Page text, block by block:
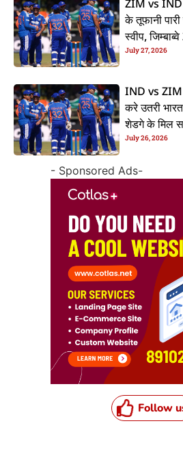
ZIM vs IND
के तूफानी
स्वीप,
July 27, 2026
IND vs ZIM
करे उतरी
शेडगे के मिल
July 26, 2026
- Sponsored Ads-
Follow